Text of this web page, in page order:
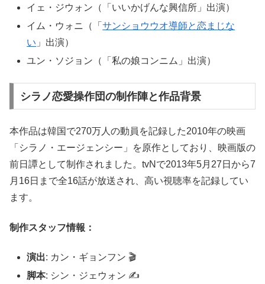
イェ・ジウォン（「いいかげんな興信所」出演）
イム・ウォニ（「サンショウウオ導師と恋まじな
い 」出演）
ユン・ソジョン（「私の娘コンニム」出演）
シラノ恋愛操作団の制作陣と作品背景
本作品は韓国で270万人の動員を記録した2010年の映画
「シラノ・エージェンシー」を原作としており、映画版の
前日譚として制作されました。tvNで2013年5月27日から7
月16日まで全16話が放送され、高い視聴率を記録してい
ます。
制作スタッフ情報：
演出: カン・ギョンフン 🎬
脚本: シン・ジェウォン ✍️